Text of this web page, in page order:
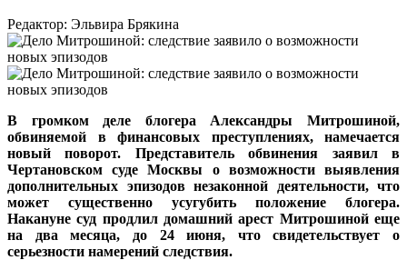
Редактор: Эльвира Брякина
В громком деле блогера Александры Митрошиной,
обвиняемой в финансовых преступлениях, намечается
новый поворот. Представитель обвинения заявил в
Чертановском суде Москвы о возможности выявления
дополнительных эпизодов незаконной деятельности, что
может существенно усугубить положение блогера.
Накануне суд продлил домашний арест Митрошиной еще
на два месяца, до 24 июня, что свидетельствует о
серьезности намерений следствия.